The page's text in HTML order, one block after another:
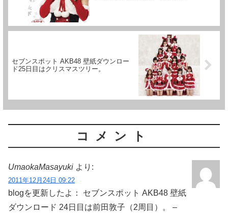
セブンスポット AKB48 壁紙ダウンロー
ド25日目はクリスマスツリー。
コメント
UmaokaMasayuki より:
2011年12月24日 09:22
blogを更新したよ： セブンスポット AKB48 壁紙
ダウンロード 24日目は前田敦子（2周目）。 –